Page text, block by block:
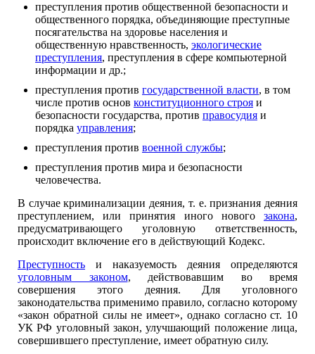
преступления против общественной безопасности и
общественного порядка, объединяющие преступные
посягательства на здоровье населения и
общественную нравственность, экологические
преступления, преступления в сфере компьютерной
информации и др.;
преступления против государственной власти, в том
числе против основ конституционного строя и
безопасности государства, против правосудия и
порядка управления;
преступления против военной службы;
преступления против мира и безопасности
человечества.
В случае криминализации деяния, т. е. признания деяния
преступлением, или принятия иного нового закона,
предусматривающего уголовную ответственность,
происходит включение его в действующий Кодекс.
Преступность и наказуемость деяния определяются
уголовным законом, действовавшим во время
совершения этого деяния. Для уголовного
законодательства применимо правило, согласно которому
«закон обратной силы не имеет», однако согласно ст. 10
УК РФ уголовный закон, улучшающий положение лица,
совершившего преступление, имеет обратную силу.